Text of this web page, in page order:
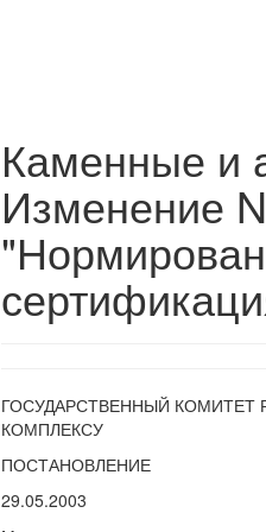
Каменные и
Изменение
ГОСУДАРСТВЕННЫЙ
КОМПЛЕКСУ
ПОСТАНОВЛЕНИЕ
29.05.2003